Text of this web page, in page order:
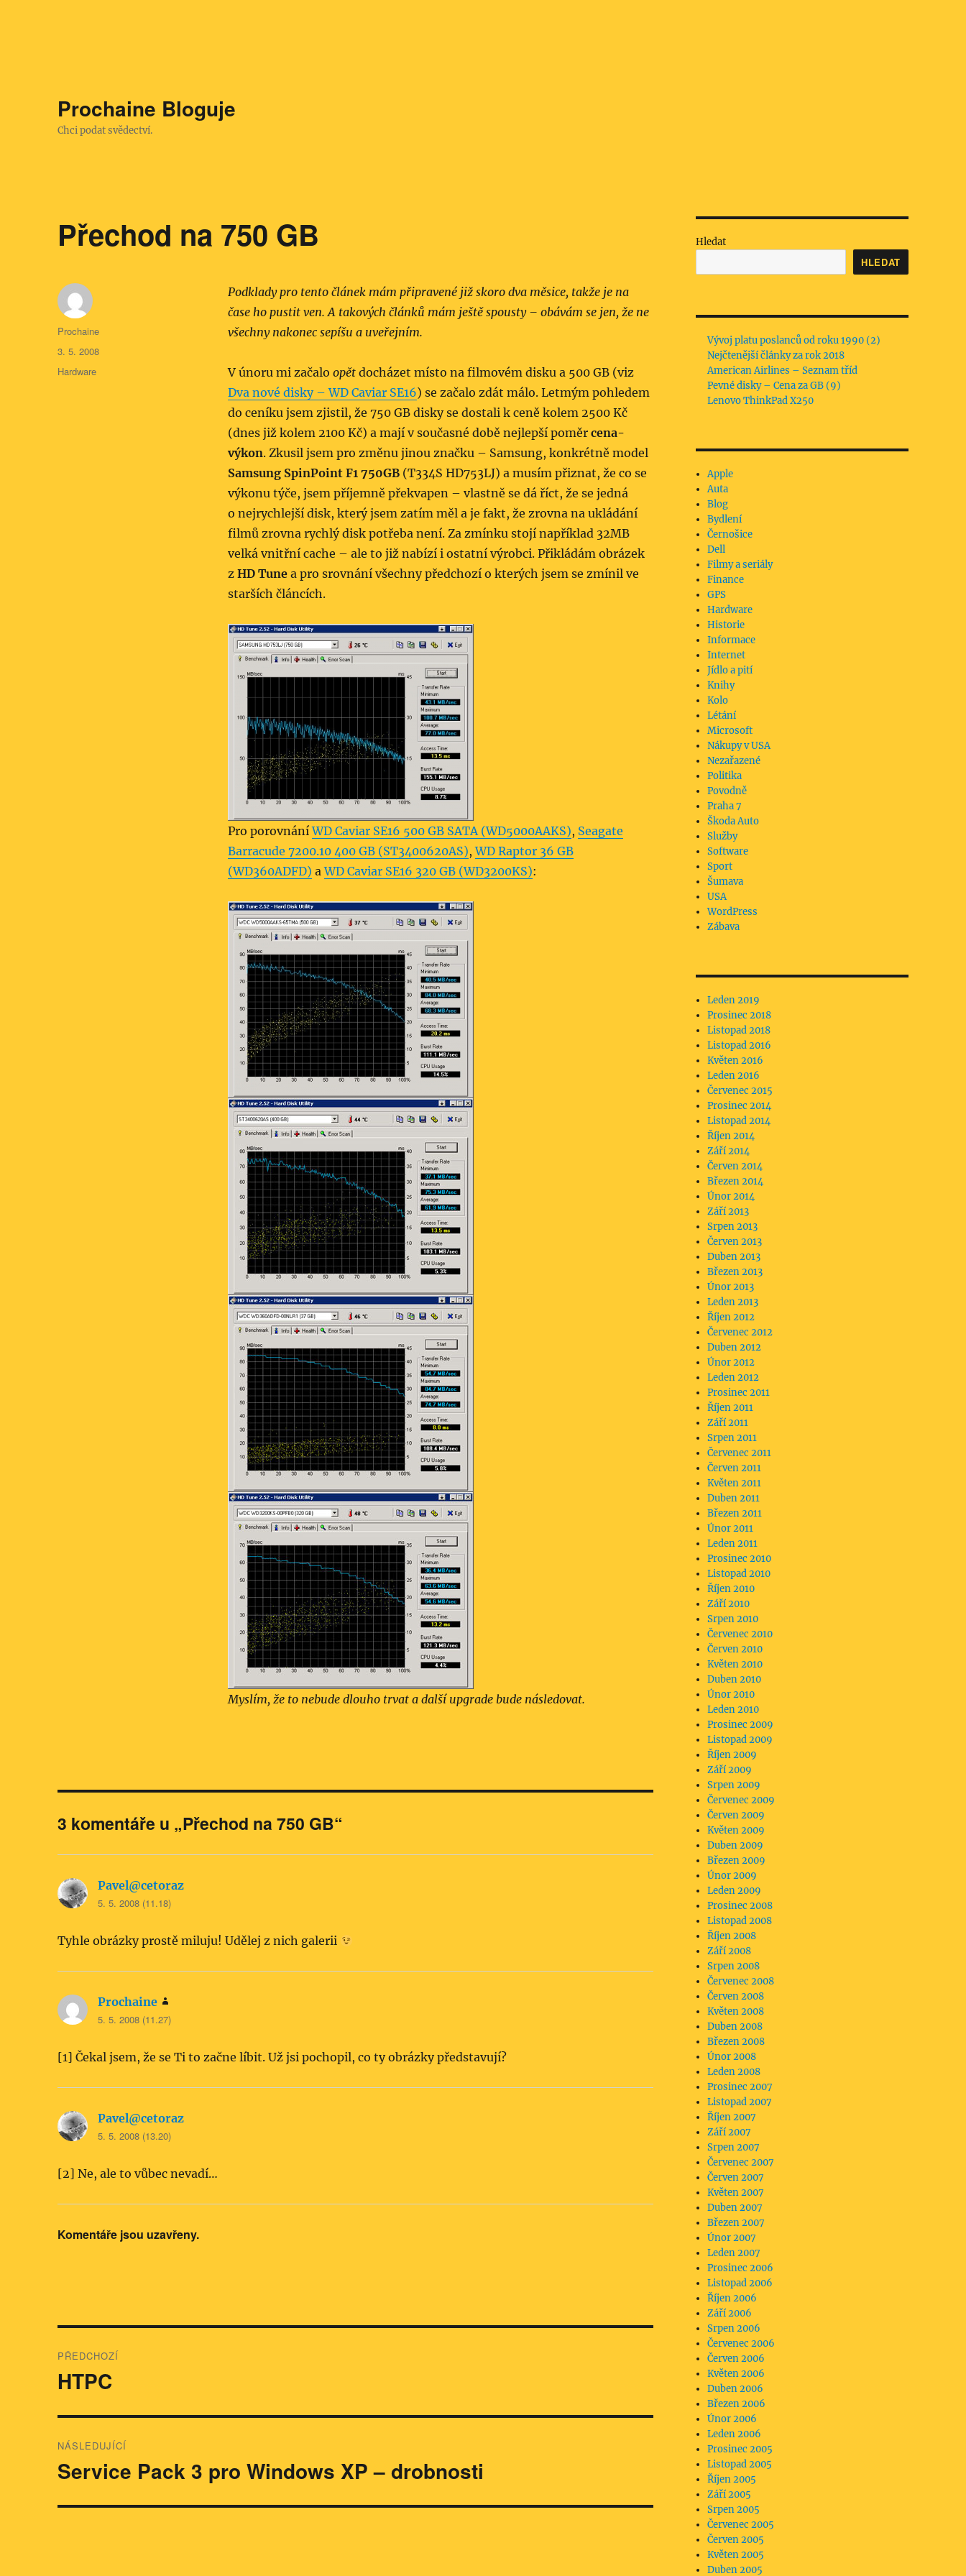
Prochaine Bloguje
Chci podat svědectví.
Přechod na 750 GB
Podklady pro tento článek mám připravené již skoro dva měsice, takže je na
čase ho pustit ven. A takových článků mám ještě spousty – obávám se jen, že ne
všechny nakonec sepíšu a uveřejním.
V únoru mi začalo opětdocházet místo na filmovém disku a 500 GB (viz
Dva nové disky – WD Caviar SE16) se začalo zdát málo. Letmým pohledem
do ceníku jsem zjistil, že 750 GB disky se dostali k ceně kolem 2500 Kč
(dnes již kolem 2100 Kč) a mají v současné době nejlepší poměr cena-
výkon. Zkusil jsem pro změnu jinou značku – Samsung, konkrétně model
Samsung SpinPoint F1 750GB(T334S HD753LJ) a musím přiznat, že co se
výkonu týče, jsem příjemně překvapen – vlastně se dá říct, že se jedná
o nejrychlejší disk, který jsem zatím měl a je fakt, že zrovna na ukládání
filmů zrovna rychlý disk potřeba není. Za zmínku stojí například 32MB
velká vnitřní cache – ale to již nabízí i ostatní výrobci. Přikládám obrázek
z HD Tunea pro srovnání všechny předchozí o kterých jsem se zmínil ve
starších článcích.
Pro porovnáníWD Caviar SE16 500 GB SATA (WD5000AAKS), Seagate
Barracude 7200.10 400 GB (ST3400620AS),WD Raptor 36 GB
(WD360ADFD) aWD Caviar SE16 320 GB (WD3200KS):
Myslím, že to nebude dlouho trvat a další upgrade bude následovat.
Autor:
Prochaine
Publikováno:
3. 5. 2008
Rubriky:
Hardware
3 komentáře u „Přechod na 750 GB“
Pavel@cetoraz
5. 5. 2008 (11.18)
Tyhle obrázky prostě miluju! Udělej z nich galerii
Prochaine
5. 5. 2008 (11.27)
[1] Čekal jsem, že se Ti to začne líbit. Už jsi pochopil, co ty obrázky představují?
Pavel@cetoraz
5. 5. 2008 (13.20)
[2] Ne, ale to vůbec nevadí…
Komentáře jsou uzavřeny.
pro
PŘEDCHOZÍ
Předchozí
HTPC
NÁSLEDUJÍCÍ
Následující
Service Pack 3 pro Windows XP – drobnosti
Hledat
HLEDAT
Vývoj platu poslanců od roku 1990 (2)
Nejčtenější články za rok 2018
American Airlines – Seznam tříd
Pevné disky – Cena za GB (9)
Lenovo ThinkPad X250
Apple
Auta
Blog
Bydlení
Černošice
Dell
Filmy a seriály
Finance
GPS
Hardware
Historie
Informace
Internet
Jídlo a pití
Knihy
Kolo
Létání
Microsoft
Nákupy v USA
Nezařazené
Politika
Povodně
Praha 7
Škoda Auto
Služby
Software
Sport
Šumava
USA
WordPress
Zábava
Leden 2019
Prosinec 2018
Listopad 2018
Listopad 2016
Květen 2016
Leden 2016
Červenec 2015
Prosinec 2014
Listopad 2014
Říjen 2014
Září 2014
Červen 2014
Březen 2014
Únor 2014
Září 2013
Srpen 2013
Červen 2013
Duben 2013
Březen 2013
Únor 2013
Leden 2013
Říjen 2012
Červenec 2012
Duben 2012
Únor 2012
Leden 2012
Prosinec 2011
Říjen 2011
Září 2011
Srpen 2011
Červenec 2011
Červen 2011
Květen 2011
Duben 2011
Březen 2011
Únor 2011
Leden 2011
Prosinec 2010
Listopad 2010
Říjen 2010
Září 2010
Srpen 2010
Červenec 2010
Červen 2010
Květen 2010
Duben 2010
Únor 2010
Leden 2010
Prosinec 2009
Listopad 2009
Říjen 2009
Září 2009
Srpen 2009
Červenec 2009
Červen 2009
Květen 2009
Duben 2009
Březen 2009
Únor 2009
Leden 2009
Prosinec 2008
Listopad 2008
Říjen 2008
Září 2008
Srpen 2008
Červenec 2008
Červen 2008
Květen 2008
Duben 2008
Březen 2008
Únor 2008
Leden 2008
Prosinec 2007
Listopad 2007
Říjen 2007
Září 2007
Srpen 2007
Červenec 2007
Červen 2007
Květen 2007
Duben 2007
Březen 2007
Únor 2007
Leden 2007
Prosinec 2006
Listopad 2006
Říjen 2006
Září 2006
Srpen 2006
Červenec 2006
Červen 2006
Květen 2006
Duben 2006
Březen 2006
Únor 2006
Leden 2006
Prosinec 2005
Listopad 2005
Říjen 2005
Září 2005
Srpen 2005
Červenec 2005
Červen 2005
Květen 2005
Duben 2005